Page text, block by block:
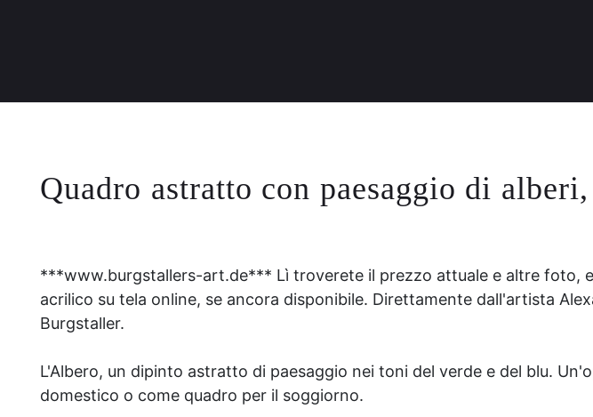
Quadro astratto con paesaggio di
***www.burgstallers-art.de*** Lì troverete il prezzo attuale e altre foto,
acrilico su tela online, se ancora disponibile. Direttamente dall'artista
Burgstaller.
L'Albero, un dipinto astratto di paesaggio nei toni del verde e del blu.
domestico o come quadro per il soggiorno.